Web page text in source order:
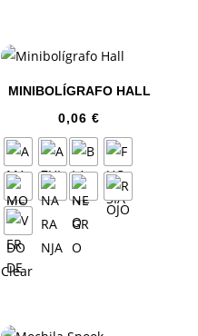
MINIBOLÍGRAFO HALL
0,06€
Clear